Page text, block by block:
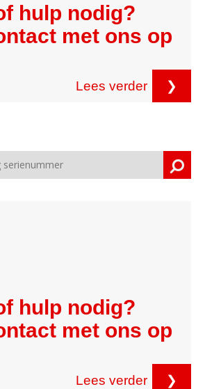
hulp nodig?
met ons op
Lees verder ❯
hulp nodig?
met ons op
Lees verder ❯